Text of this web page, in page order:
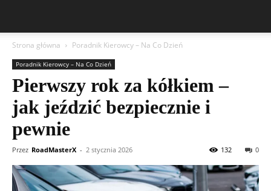
Strona główna Poradnik Kierowcy – Na Co Dzień
Poradnik Kierowcy – Na Co Dzień
Pierwszy rok za kółkiem –
jak jeździć bezpiecznie i
pewnie
Przez RoadMasterX - 2 stycznia 2026 0
132